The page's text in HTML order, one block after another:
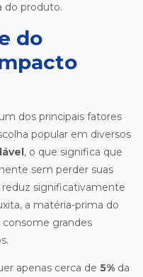
do produto.
do
dos principais fatores
popular em diversos
, o que significa que
sem perder suas
reduz significativamente
a matéria-prima do
grandes
apenas cerca de 5% da